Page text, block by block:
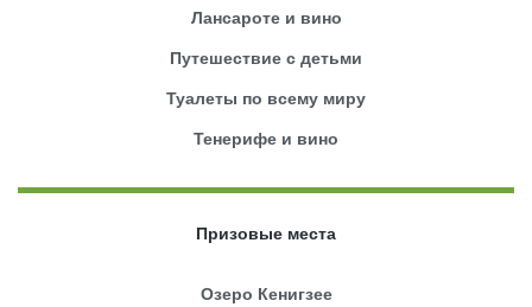
Лансароте и вино
Путешествие с детьми
Туалеты по всему миру
Тенерифе и вино
Призовые места
Озеро Кенигзее